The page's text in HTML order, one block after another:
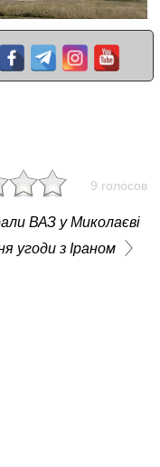
9 голосов
ВАЗ у Миколаєві
угоди з Іраном